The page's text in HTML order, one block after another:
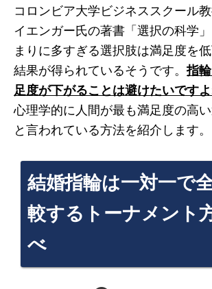
コロンビア大学ビジネススクール
イエンガー氏の著書「選択の科学
まりに多すぎる選択肢は満足度を
結果が得られているそうです。指
足度が下がることは避けたいですよ
心理学的に人間が最も満足度の高
と言われている方法を紹介します。
結婚指輪は一対一で
較するトーナメント
べ